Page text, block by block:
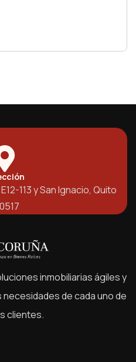
113 y San Ignacio, Quito
inmobiliarias ágiles y
de cada uno de
clientes.